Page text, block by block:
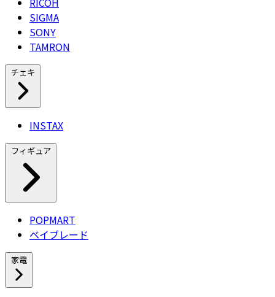
SIGMA
SONY
TAMRON
チェキ
INSTAX
フィギュア
POPMART
ベイブレード
家電